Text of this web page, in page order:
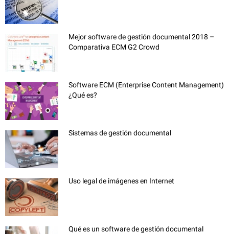
Mejor software de gestión documental 2018 –
Comparativa ECM G2 Crowd
Software ECM (Enterprise Content Management)
¿Qué es?
Sistemas de gestión documental
Uso legal de imágenes en Internet
Qué es un software de gestión documental